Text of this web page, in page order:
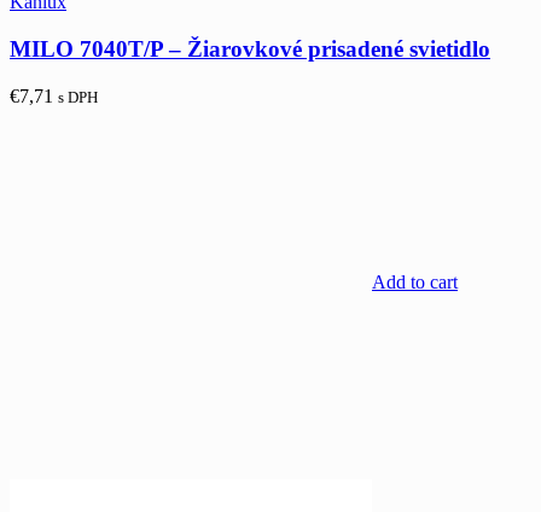
MILO 7040T/P – Žiarovkové prisadené svietidlo
€7,71 s DPH
Add to cart